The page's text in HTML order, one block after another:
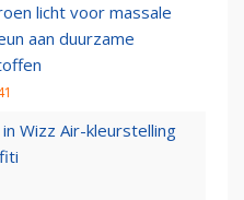
licht voor massale
aan duurzame
Wizz Air-kleurstelling